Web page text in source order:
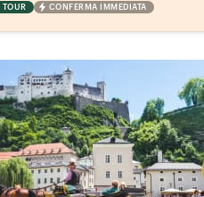
CONFERMA IMMEDIATA